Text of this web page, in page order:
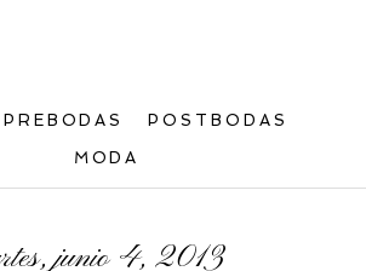
PREBODAS POSTBODAS
MODA
junio 4, 2013